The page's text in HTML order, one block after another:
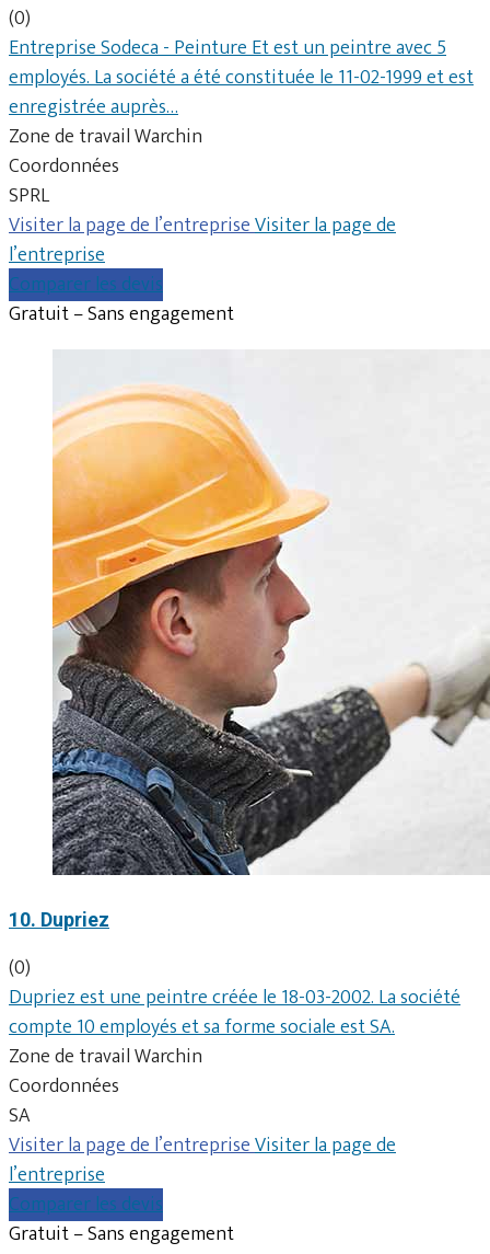
(0)
Entreprise Sodeca - Peinture Et est un peintre avec 5
employés. La société a été constituée le 11-02-1999 et est
enregistrée auprès…
Zone de travail Warchin
Coordonnées
SPRL
Visiter la page de l’entrepriseVisiter la page de
l’entreprise
Comparer les devis
Gratuit – Sans engagement
10. Dupriez
(0)
Dupriez est une peintre créée le 18-03-2002. La société
compte 10 employés et sa forme sociale est SA.
Zone de travail Warchin
Coordonnées
SA
Visiter la page de l’entrepriseVisiter la page de
l’entreprise
Comparer les devis
Gratuit – Sans engagement